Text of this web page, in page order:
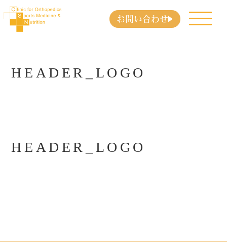
お問い合わせ
HEADER_LOGO
HEADER_LOGO